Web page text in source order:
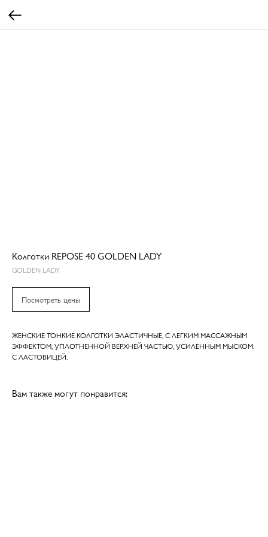
Колготки REPOSE 40 GOLDEN LADY
GOLDEN LADY
Посмотреть цены
ЖЕНСКИЕ ТОНКИЕ КОЛГОТКИ ЭЛАСТИЧНЫЕ, С ЛЕГКИМ МАССАЖНЫМ
ЭФФЕКТОМ, УПЛОТНЕННОЙ ВЕРХНЕЙ ЧАСТЬЮ, УСИЛЕННЫМ МЫСКОМ.
С ЛАСТОВИЦЕЙ.
Вам также могут понравится: